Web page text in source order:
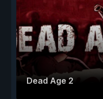
Dead Age 2